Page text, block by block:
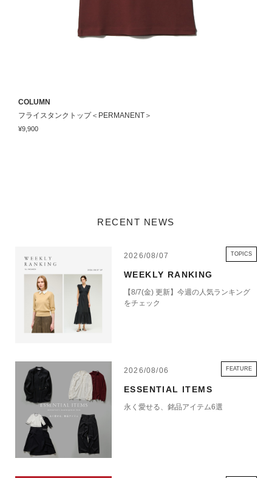
COLUMN
フライスタンクトップ＜PERMANENT＞
¥9,900
RECENT NEWS
2026/08/07 TOPICS
WEEKLY RANKING
【8/7(金) 更新】今週の人気ランキング
をチェック
2026/08/06 FEATURE
ESSENTIAL ITEMS
永く愛せる、銘品アイテム6選